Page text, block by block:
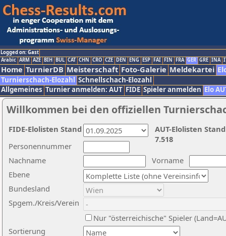
Logged on: Gast
Arabic ARM AZE BIH BUL CAT CHN CRO CZE DEN ENG ESP FAI FIN FRA GER GRE INA
Home TurnierDB Meisterschaft Foto-Galerie Meldekartei
Turnierschach-Elozahl Schnellschach-Elozahl
Allgemeines Turnier anmelden: AUT FIDE Spieler anmelden Elo
Willkommen bei den offiziellen
Nachname
Vorname
Ebene
Sortierung
Personennummer
Bundesland
Spgem./Kreis/Verein
Nur "österreichische" Spieler
AUT-Elolisten
7.518
FIDE-Elolisten Stand